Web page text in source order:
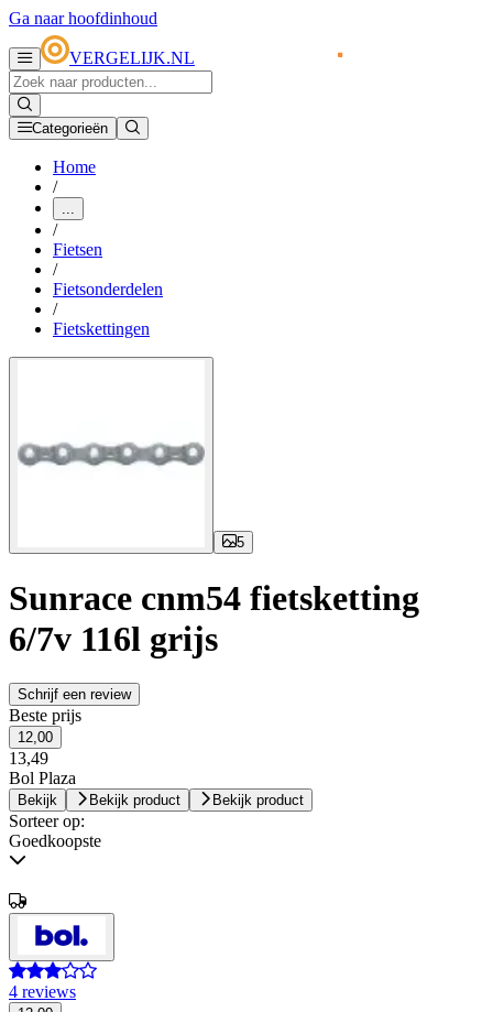
Ga naar hoofdinhoud
VERGELIJK.NL
Categorieën
Home
/
...
/
Fietsen
/
Fietsonderdelen
/
Fietskettingen
5
Sunrace cnm54 fietsketting
6/7v 116l grijs
Schrijf een review
Beste prijs
12,00
13,49
Bol Plaza
Bekijk Bekijk product Bekijk product
Sorteer op:
Goedkoopste
4 reviews